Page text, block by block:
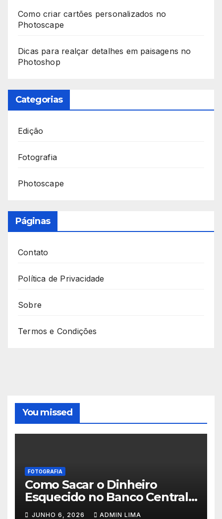
Como criar cartões personalizados no
Photoscape
Dicas para realçar detalhes em paisagens no
Photoshop
Categorias
Edição
Fotografia
Photoscape
Páginas
Contato
Política de Privacidade
Sobre
Termos e Condições
You missed
FOTOGRAFIA
Como Sacar o Dinheiro
Esquecido no Banco Central:
Passo a Passo do SVR
JUNHO 6, 2026 ADMIN LIMA